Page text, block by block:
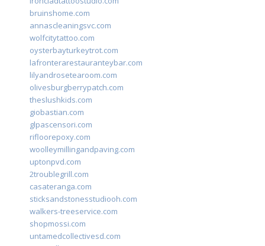
bruinshome.com
annascleaningsvc.com
wolfcitytattoo.com
oysterbayturkeytrot.com
lafronterarestauranteybar.com
lilyandrosetearoom.com
olivesburgberrypatch.com
theslushkids.com
giobastian.com
glpascensori.com
rifloorepoxy.com
woolleymillingandpaving.com
uptonpvd.com
2troublegrill.com
casateranga.com
sticksandstonesstudiooh.com
walkers-treeservice.com
shopmossi.com
untamedcollectivesd.com